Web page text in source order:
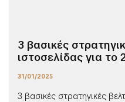
3 βασικές
ιστοσελίδας για το
31/01/2025
3 βασικές στρατηγικές